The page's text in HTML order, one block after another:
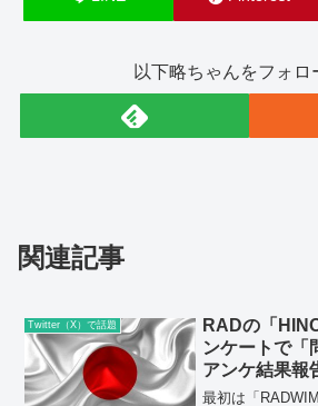
以下略ちゃんをフォロ
関連記事
Twitter（X）で話題
RADの「
ンケートで
アンケ結果報
最初は「